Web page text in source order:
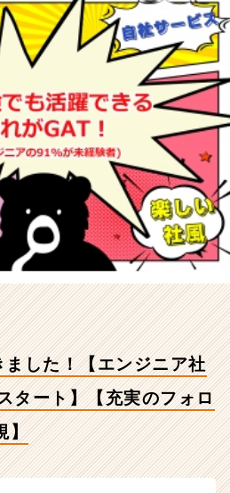
した！【エンジニア社
タート】【充実のフォロ